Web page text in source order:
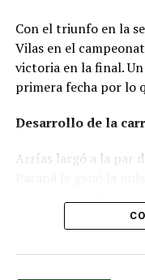
Con el triunfo en la
Vilas en el
victoria en la final.
primera fecha por lo
Desarrollo de la
Arrías largó a la par
que tiene una
siempre en la
completó el podio,